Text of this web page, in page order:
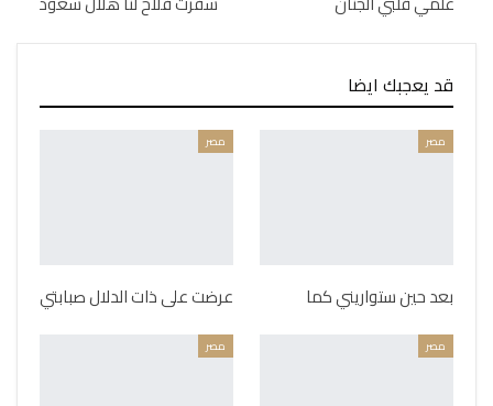
قد يعجبك ايضا
مصر
بعد حين ستواريني كما
مصر
عرضت على ذات الدلال صبابتي
مصر مصر